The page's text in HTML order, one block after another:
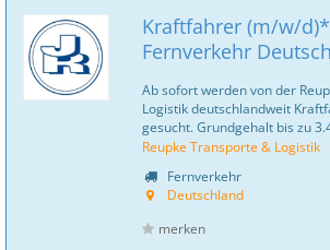
Kraftfahrer (m/w/
Fernverkehr
Ab sofort werden von der
Logistik deutschlandweit
gesucht. Grundgehalt bis zu
Reupke Transporte & Logistik
Fernverkehr
Deutschland
merken